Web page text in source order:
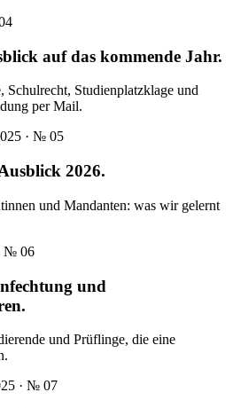
auf das kommende Jahr.
Studienplatzklage und
per Mail.
· № 05
2026.
und Mandanten: was wir gelernt
№ 06
und
und Prüflinge, die eine
· № 07